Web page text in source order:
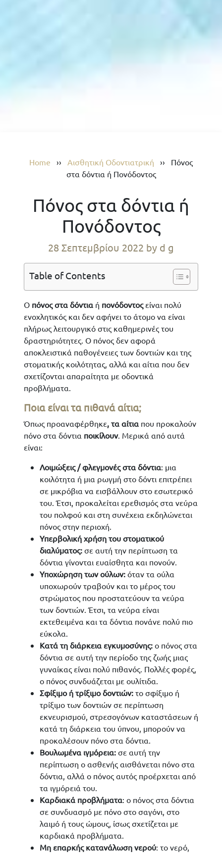
Home ›› Αισθητική Οδοντιατρική ›› Πόνος
στα δόντια ή Πονόδοντος
Πόνος στα δόντια ή
Πονόδοντος
28 Σεπτεμβρίου 2022 by d g
Table of Contents
Ο πόνος στα δόντια ή πονόδοντος είναι πολύ
ενοχλητικός και δεν αφήνει το άτομο να είναι
πλήρως λειτουργικό στις καθημερινές του
δραστηριότητες. Ο πόνος δεν αφορά
αποκλειστικά παθογένειες των δοντιών και της
στοματικής κοιλότητας, αλλά και αίτια που δεν
σχετίζονται απαραίτητα με οδοντικά
προβλήματα.
Ποια είναι τα πιθανά αίτια;
Όπως προαναφέρθηκε, τα αίτια που προκαλούν
πόνο στα δόντια ποικίλουν. Μερικά από αυτά
είναι:
Λοιμώξεις / φλεγμονές στα δόντια: μια
κοιλότητα ή μια ρωγμή στο δόντι επιτρέπει
σε μικρόβια να εισβάλλουν στο εσωτερικό
του. Έτσι, προκαλείται ερεθισμός στα νεύρα
του πολφού και στη συνέχεια εκδηλώνεται
πόνος στην περιοχή.
Υπερβολική χρήση του στοματικού
διαλύματος: σε αυτή την περίπτωση τα
δόντια γίνονται ευαίσθητα και πονούν.
Υποχώρηση των ούλων: όταν τα ούλα
υποχωρούν τραβούν και το μέρος του
στρώματος που προστατεύουν τα νεύρα
των δοντιών. Έτσι, τα νεύρα είναι
εκτεθειμένα και τα δόντια πονάνε πολύ πιο
εύκολα.
Κατά τη διάρκεια εγκυμοσύνης: ο πόνος στα
δόντια σε αυτή την περίοδο της ζωής μιας
γυναίκας είναι πολύ πιθανός. Πολλές φορές,
ο πόνος συνδυάζεται με ουλίτιδα.
Σφίξιμο ή τρίξιμο δοντιών: το σφίξιμο ή
τρίξιμο των δοντιών σε περίπτωση
εκνευρισμού, στρεσογόνων καταστάσεων ή
κατά τη διάρκεια του ύπνου, μπορούν να
προκαλέσουν πόνο στα δόντια.
Βουλωμένα ιγμόρεια: σε αυτή την
περίπτωση ο ασθενής αισθάνεται πόνο στα
δόντια, αλλά ο πόνος αυτός προέρχεται από
τα ιγμόρειά του.
Καρδιακά προβλήματα: ο πόνος στα δόντια
σε συνδυασμό με πόνο στο σαγόνι, στο
λαιμό ή τους ώμους, ίσως σχετίζεται με
καρδιακά προβλήματα.
Μη επαρκής κατανάλωση νερού: το νερό,